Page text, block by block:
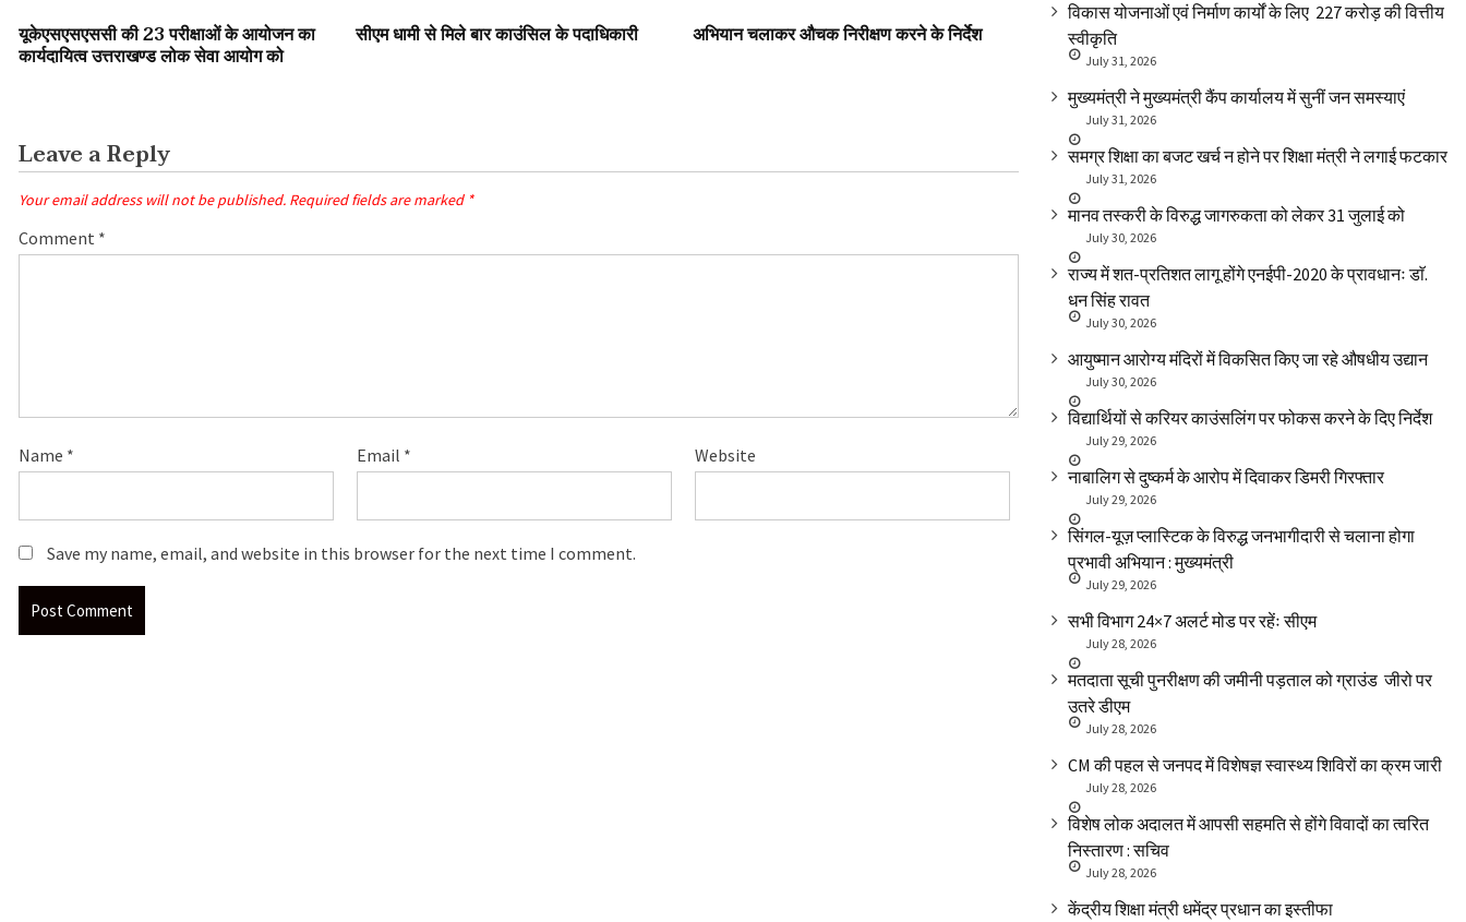
यूकेएसएसएससी की 23 परीक्षाओं के आयोजन का
कार्यदायित्व उत्तराखण्ड लोक सेवा आयोग को
सीएम धामी से मिले बार काउंसिल के पदाधिकारी अभियान चलाकर औचक निरीक्षण करने के निर्देश स्कूली बच्चों ने चलाया स्वच्छता अभियान
Leave a Reply
Your email address will not be published. Required fields are marked *
Comment *
Name * Email * Website
Save my name, email, and website in this browser for the next time I comment.
विकास योजनाओं एवं निर्माण कार्यों के लिए ₹ 227 करोड़ की वित्तीय
स्वीकृति
July 31, 2026
मुख्यमंत्री ने मुख्यमंत्री कैंप कार्यालय में सुनीं जन समस्याएं
July 31, 2026
समग्र शिक्षा का बजट खर्च न होने पर शिक्षा मंत्री ने लगाई फटकार
July 31, 2026
मानव तस्करी के विरुद्ध जागरुकता को लेकर 31 जुलाई को
July 30, 2026
राज्य में शत-प्रतिशत लागू होंगे एनईपी-2020 के प्रावधानः डाॅ.
धन सिंह रावत
July 30, 2026
आयुष्मान आरोग्य मंदिरों में विकसित किए जा रहे औषधीय उद्यान
July 30, 2026
विद्यार्थियों से करियर काउंसलिंग पर फोकस करने के दिए निर्देश
July 29, 2026
नाबालिग से दुष्कर्म के आरोप में दिवाकर डिमरी गिरफ्तार
July 29, 2026
सिंगल-यूज़ प्लास्टिक के विरुद्ध जनभागीदारी से चलाना होगा
प्रभावी अभियान : मुख्यमंत्री
July 29, 2026
सभी विभाग 24×7 अलर्ट मोड पर रहेंः सीएम
July 28, 2026
मतदाता सूची पुनरीक्षण की जमीनी पड़ताल को ग्राउंड जीरो पर
उतरे डीएम
July 28, 2026
CM की पहल से जनपद में विशेषज्ञ स्वास्थ्य शिविरों का क्रम जारी
July 28, 2026
विशेष लोक अदालत में आपसी सहमति से होंगे विवादों का त्वरित
निस्तारण : सचिव
July 28, 2026
केंद्रीय शिक्षा मंत्री धमेंद्र प्रधान का इस्तीफा